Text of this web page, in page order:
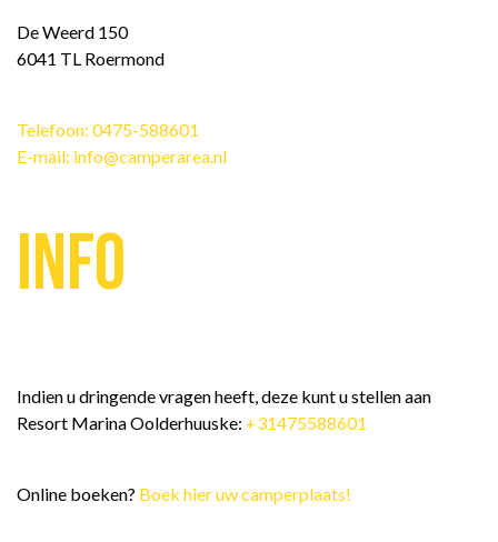
De Weerd 150
6041 TL Roermond
Telefoon: 0475-588601
E-mail: info@camperarea.nl
Info
Indien u dringende vragen heeft, deze kunt u stellen aan
Resort Marina Oolderhuuske: +31475588601
Online boeken? Boek hier uw camperplaats!